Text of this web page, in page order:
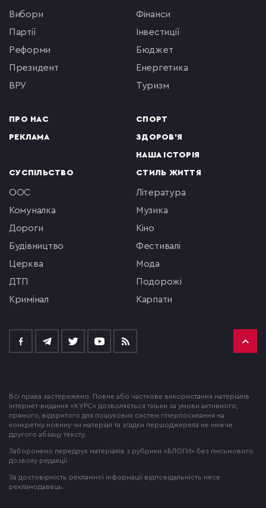
вибори
партії
реформи
президент
ВРУ
ПРО НАС
РЕКЛАМА
фінанси
інвестиції
бюджет
енергетика
туризм
СПОРТ
ЗДОРОВ'Я
НАША ІСТОРІЯ
СУСПІЛЬСТВО
ООС
комуналка
Дороги
будівництво
церква
ДТП
кримінал
СТИЛЬ ЖИТТЯ
література
музика
кіно
фестивалі
мода
подорожі
Карпати
Всі права застережено. Повне або часткове використання матеріалів
інтернет-видання «КУРС» дозволяється тільки за умови активного,
прямого, відкритого для пошукових систем гіперпосилання на
конкретну новину чи матеріал та згадки першоджерела не нижче
другого абзацу тексту.
Заборонено передрук матеріалів з рубрики «БЛОГИ» без письмового
дозволу редакції.
За достовірність рекламної інформації відповідальність несе
рекламодавець.